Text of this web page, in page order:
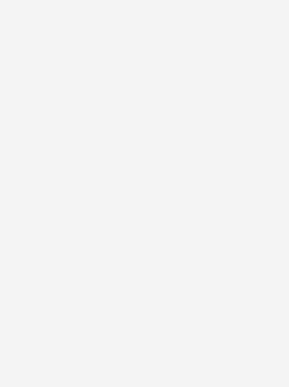
)が繭になるまでの授業
ん」は何歳まで？